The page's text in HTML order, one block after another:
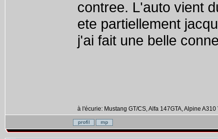
contree. L'auto vient
ete partiellement
j'ai fait une belle
à l'écurie: Mustang GT/CS, Alfa 147GTA, Alpine